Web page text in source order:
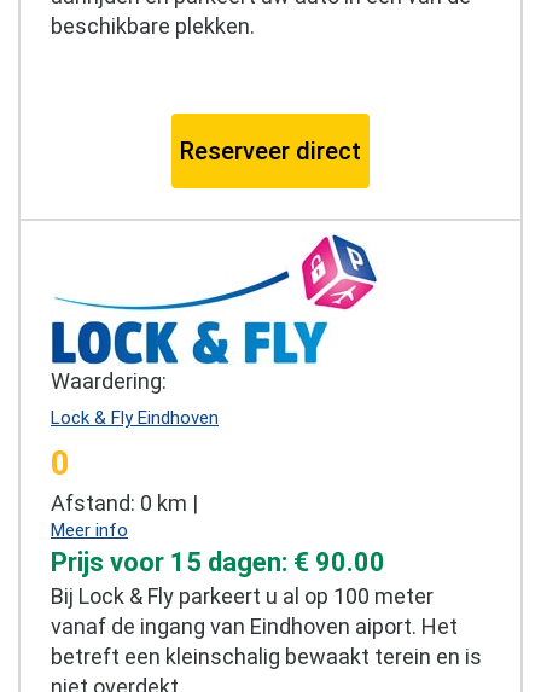
beschikbare plekken.
Reserveer direct
Waardering:
Lock & Fly Eindhoven
0
Afstand: 0 km |
Meer info
Prijs voor 15 dagen: € 90.00
Bij Lock & Fly parkeert u al op 100 meter
vanaf de ingang van Eindhoven aiport. Het
betreft een kleinschalig bewaakt terein en is
niet overdekt.